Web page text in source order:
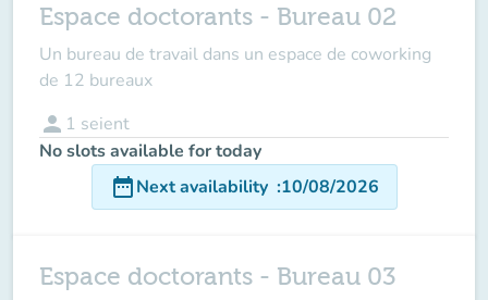
Espace doctorants - Bureau 02
Un bureau de travail dans un espace de coworking
de 12 bureaux
person 1 seient
No slots available for today
date_rangeNext availability :10/08/2026
Espace doctorants - Bureau 03